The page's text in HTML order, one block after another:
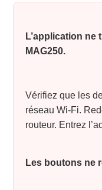
L’application
MAG250.
Vérifiez que les
réseau Wi-Fi.
routeur. Entrez
Les boutons ne